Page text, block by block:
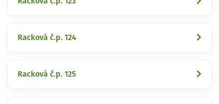
Racková č.p. 124
Racková č.p. 125